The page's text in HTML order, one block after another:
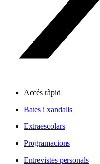
Accés ràpid
Bates i xandalls
Extraescolars
Programacions
Entrevistes personals